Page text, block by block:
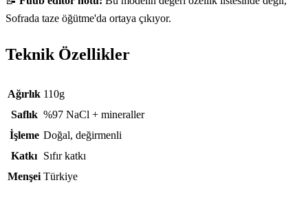
Sofrada taze öğütme'da ortaya çıkıyor.
Teknik Özellikler
Teknik özellikler
Ağırlık 110g
Saflık %97 NaCl + mineraller
İşleme Doğal, değirmenli
Katkı Sıfır katkı
Menşei Türkiye